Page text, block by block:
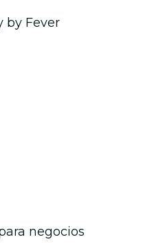
by Fever
negocios